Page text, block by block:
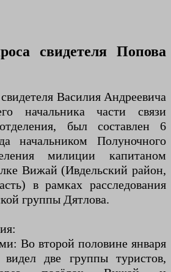
свидетеля Попова
Василия Андреевича
начальника части связи
был составлен 6
начальником Полуночного
милиции капитаном
Вижай (Ивдельский район,
в рамках расследования
группы Дятлова.
Во второй половине января
две группы туристов,